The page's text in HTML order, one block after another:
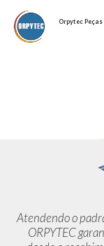
Orpytec
Atendendo o
ORPYTEC